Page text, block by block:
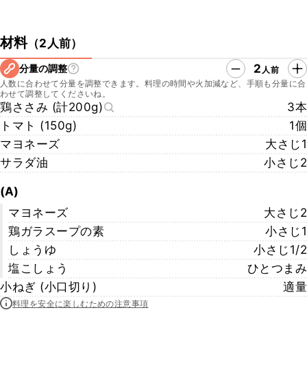
材料（2人前）
分量の調整 2 人前
人数に合わせて分量を調整できます。料理の時間や火加減など、手順も分量に合
わせて調整してくださいね。
鶏ささみ (計200g)
3本
トマト (150g)
1個
マヨネーズ
大さじ1
サラダ油
小さじ2
(A)
マヨネーズ
大さじ2
鶏ガラスープの素
小さじ1
しょうゆ
小さじ1/2
塩こしょう
ひとつまみ
小ねぎ (小口切り)
適量
料理を安全に楽しむための注意事項